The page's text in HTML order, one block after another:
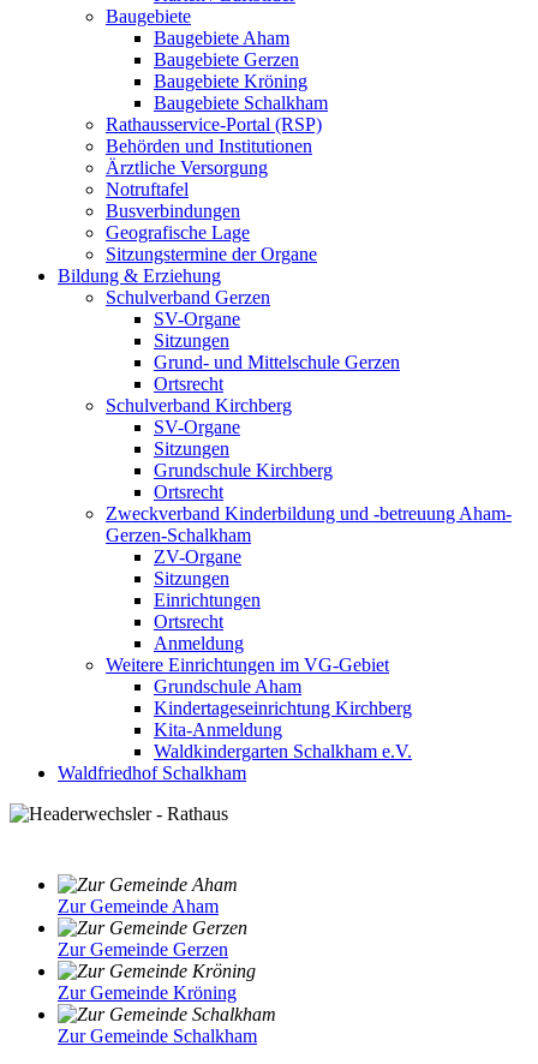
Baugebiete
Baugebiete Aham
Baugebiete Gerzen
Baugebiete Kröning
Baugebiete Schalkham
Rathausservice-Portal (RSP)
Behörden und Institutionen
Ärztliche Versorgung
Notruftafel
Busverbindungen
Geografische Lage
Sitzungstermine der Organe
Bildung & Erziehung
Schulverband Gerzen
SV-Organe
Sitzungen
Grund- und Mittelschule Gerzen
Ortsrecht
Schulverband Kirchberg
SV-Organe
Sitzungen
Grundschule Kirchberg
Ortsrecht
Zweckverband Kinderbildung und -betreuung Aham-
Gerzen-Schalkham
ZV-Organe
Sitzungen
Einrichtungen
Ortsrecht
Anmeldung
Weitere Einrichtungen im VG-Gebiet
Grundschule Aham
Kindertageseinrichtung Kirchberg
Kita-Anmeldung
Waldkindergarten Schalkham e.V.
Waldfriedhof Schalkham
Zur Gemeinde Aham
Zur Gemeinde Gerzen
Zur Gemeinde Kröning
Zur Gemeinde Schalkham